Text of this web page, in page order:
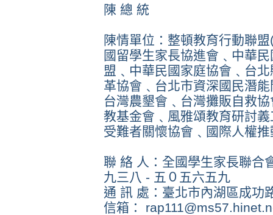
陳 總 統
陳情單位：整頓教育行動聯
國留學生家長協進會﹑中華
盟﹑中華民國家庭協會﹑台
革協會﹑台北市資深國民潛
台灣農墾會﹑台灣攤販自救
教基金會﹑風雅頌教育研討
受難者關懷協會﹑國際人權
聯 絡 人：全國學生家長聯合
九三八 - 五０五六五九
通 訊 處：臺北市內湖區成功
信箱：